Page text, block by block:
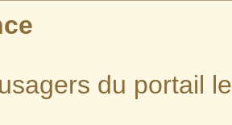
du portail